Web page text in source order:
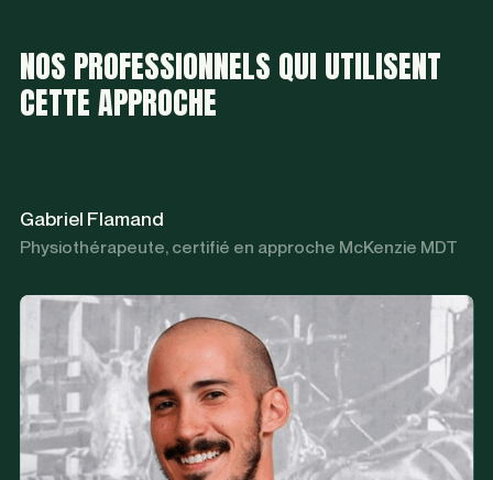
NOS PROFESSIONNELS QUI UTILISENT
CETTE APPROCHE
Gabriel Flamand
Physiothérapeute, certifié en approche McKenzie MDT
Arthrose